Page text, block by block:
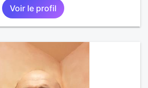
Voir le profil